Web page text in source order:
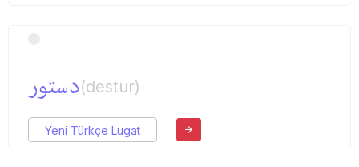
دستور(destur)
Yeni Türkçe Lugat